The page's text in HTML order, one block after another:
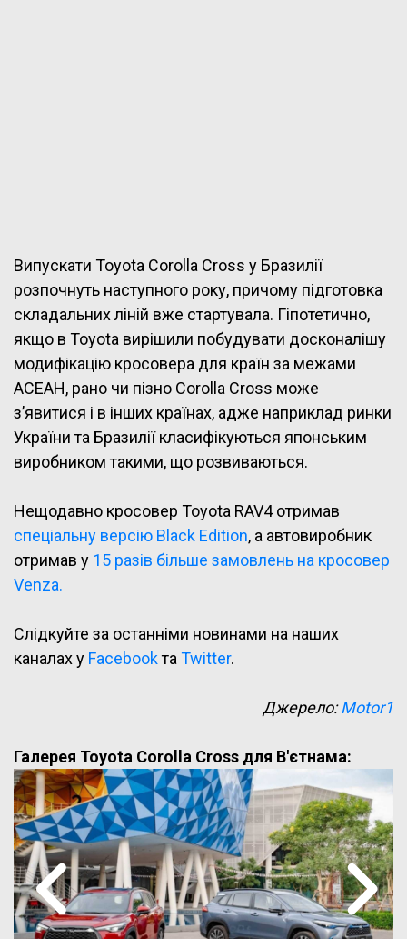
Випускати Toyota Corolla Cross у Бразилії
розпочнуть наступного року, причому підготовка
складальних ліній вже стартувала. Гіпотетично,
якщо в Toyota вирішили побудувати досконалішу
модифікацію кросовера для країн за межами
АСЕАН, рано чи пізно Corolla Cross може
з’явитися і в інших країнах, адже наприклад ринки
України та Бразилії класифікуються японським
виробником такими, що розвиваються.
Нещодавно кросовер Toyota RAV4 отримав
спеціальну версію Black Edition, а автовиробник
отримав у 15 разів більше замовлень на кросовер
Venza.
Слідкуйте за останніми новинами на наших
каналах у FacebookтаTwitter.
Джерело:Motor1
Галерея Toyota Corolla Cross для В'єтнама: